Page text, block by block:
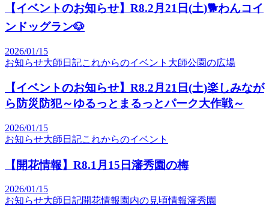
【イベントのお知らせ】R8.2月21日(土)🐕わんコイ
ンドッグラン🐶
2026/01/15
お知らせ大師日記これからのイベント 大師公園の広場
【イベントのお知らせ】R8.2月21日(土)楽しみなが
ら防災防犯～ゆるっとまるっとパーク大作戦～
2026/01/15
お知らせ大師日記これからのイベント
【開花情報】R8.1月15日瀋秀園の梅
2026/01/15
お知らせ大師日記開花情報 園内の見頃情報瀋秀園